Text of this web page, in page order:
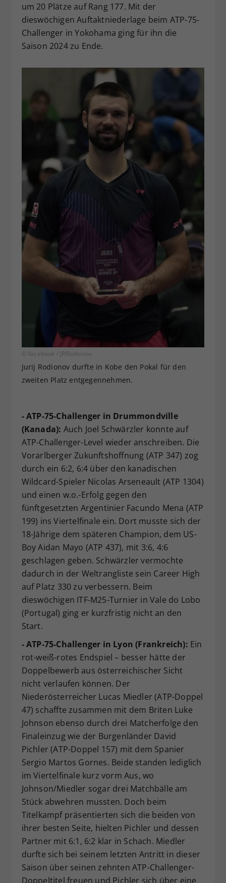
um 20 Plätze auf Rang 177. Mit der
dieswöchigen Auftaktniederlage beim ATP-75-
Challenger in Yokohama ging für ihn die
Saison 2024 zu Ende.
© facebook / JRRodionov
Jurij Rodionov durfte in Kobe den Pokal für den
zweiten Platz entgegennehmen.
- ATP-75-Challenger in Drummondville
(Kanada): Auch Joel Schwärzler konnte auf
ATP-Challenger-Level wieder anschreiben. Die
Vorarlberger Zukunftshoffnung (ATP 347) zog
durch ein 6:2, 6:4 über den kanadischen
Wildcard-Spieler Nicolas Arseneault (ATP 1304)
und einen w.o.-Erfolg gegen den
fünftgesetzten Argentinier Facundo Mena (ATP
199) ins Viertelfinale ein. Dort musste sich der
18-Jährige dem späteren Champion, dem US-
Boy Aidan Mayo (ATP 437), mit 3:6, 4:6
geschlagen geben. Schwärzler vermochte
dadurch in der Weltrangliste sein Career High
auf Platz 330 zu verbessern. Beim
dieswöchigen ITF-M25-Turnier in Vale do Lobo
(Portugal) ging er kurzfristig nicht an den
Start.
- ATP-75-Challenger in Lyon (Frankreich): Ein
rot-weiß-rotes Endspiel – besser hätte der
Doppelbewerb aus österreichischer Sicht
nicht verlaufen können. Der
Niederösterreicher Lucas Miedler (ATP-Doppel
47) schaffte zusammen mit dem Briten Luke
Johnson ebenso durch drei Matcherfolge den
Finaleinzug wie der Burgenländer David
Pichler (ATP-Doppel 157) mit dem Spanier
Sergio Martos Gornes. Beide standen lediglich
im Viertelfinale kurz vorm Aus, wo
Johnson/Miedler sogar drei Matchbälle am
Stück abwehren mussten. Doch beim
Titelkampf präsentierten sich die beiden von
ihrer besten Seite, hielten Pichler und dessen
Partner mit 6:1, 6:2 klar in Schach. Miedler
durfte sich bei seinem letzten Antritt in dieser
Saison über seinen zehnten ATP-Challenger-
Doppeltitel freuen und Pichler sich über eine